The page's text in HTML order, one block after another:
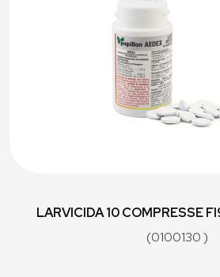
LARVICIDA 10 COMPRESSE
(0100130 )